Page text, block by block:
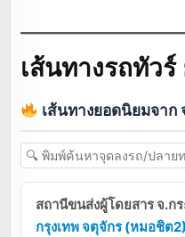
เส้นทางรถทัว
เส้นทางยอดนิยมจาก
สถานีขนส่งผู้โดยสาร จ.ก
กรุงเทพ จตุจักร (หมอชิต2)